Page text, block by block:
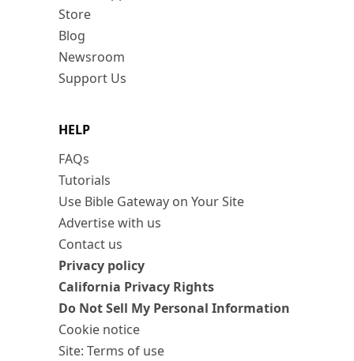
Store
Blog
Newsroom
Support Us
HELP
FAQs
Tutorials
Use Bible Gateway on Your Site
Advertise with us
Contact us
Privacy policy
California Privacy Rights
Do Not Sell My Personal Information
Cookie notice
Site: Terms of use